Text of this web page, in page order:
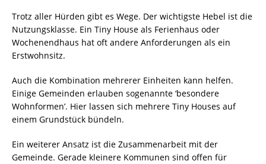
Trotz aller Hürden gibt es Wege. Der wichtigste Hebel ist die
Nutzungsklasse. Ein Tiny House als Ferienhaus oder
Wochenendhaus hat oft andere Anforderungen als ein
Erstwohnsitz.
Auch die Kombination mehrerer Einheiten kann helfen.
Einige Gemeinden erlauben sogenannte ‘besondere
Wohnformen’. Hier lassen sich mehrere Tiny Houses auf
einem Grundstück bündeln.
Ein weiterer Ansatz ist die Zusammenarbeit mit der
Gemeinde. Gerade kleinere Kommunen sind offen für